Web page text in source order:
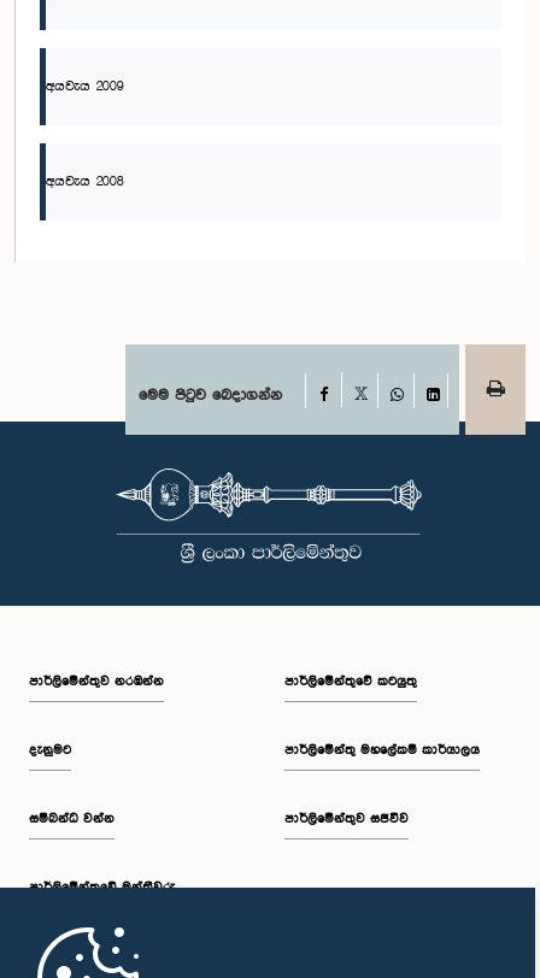
අයවැය 2009
අයවැය 2008
මෙම පිටුව බෙදාගන්න Facebook
WhatsAppLinkedIn
පාර්ලි‌මේන්තුව නරඹන්න
දැනුමට
සම්බන්ධ වන්න
පාර්ලි‌මේන්තුවේ මන්ත්‍රීවරු
මුල් පිටුව
පාර්ලිමේන්තුවේ කටයුතු
පාර්ලිමේන්තු මහලේකම් කාර්යාලය
පාර්ලිමේන්තුව සජීවීව